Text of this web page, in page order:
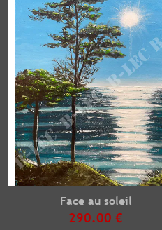
Face au soleil
290.00 €